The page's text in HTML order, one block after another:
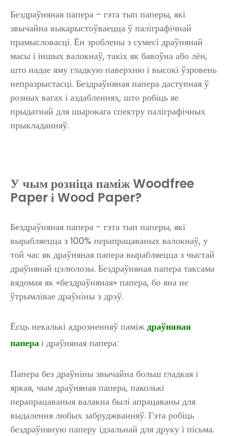
Бездраўняная папера - гэта тып паперы, які
звычайна выкарыстоўваецца ў паліграфічнай
прамысловасці. Ён зроблены з сумесі драўнянай
масы і іншых валокнаў, такіх як бавоўна або лён,
што надае яму гладкую паверхню і высокі ўзровень
непразрыстасці. Бездраўняная папера даступная ў
розных вагах і аздабленнях, што робіць яе
прыдатнай для шырокага спектру паліграфічных
прыкладанняў.
У чым розніца паміж Woodfree
Paper і Wood Paper?
Бездраўняная папера - гэта тып паперы, які
вырабляецца з 100% перапрацаваных валокнаў, у
той час як драўняная папера вырабляецца з чыстай
драўнянай цэлюлозы. Бездраўняная папера таксама
вядомая як «бездраўняная» папера, бо яна не
ўтрымлівае драўніны з дрэў.
Ёсць некалькі адрозненняў паміждраўняная
папераі драўняная папера:
Папера без драўніны звычайна больш гладкая і
яркая, чым драўняная папера, паколькі
перапрацаваныя валакна былі апрацаваны для
выдалення любых забруджванняў. Гэта робіць
бездраўняную паперу ідэальнай для друку і пісьма.